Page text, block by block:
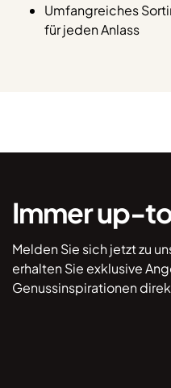
Umfangreiches
für jeden Anlass
Immer up-
Melden Sie sich jetzt zu
erhalten Sie exklusive
Genussinspirationen